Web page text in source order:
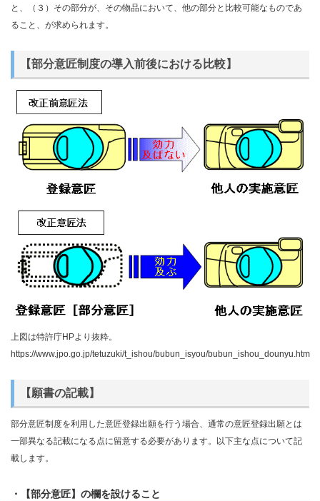
と、（３）その部分が、その物品において、他の部分と比較可能なものであ
ること、が求められます。
【部分意匠制度の導入前後における比較】
上図は特許庁HPより抜粋。
https://www.jpo.go.jp/tetuzuki/t_ishou/bubun_isyou/bubun_ishou_dounyu.htm
【願書の記載】
部分意匠制度を利用した意匠登録出願を行う場合、通常の意匠登録出願とは
一部異なる記載になる点に留意する必要があります。以下主な点について記
載します。
・【部分意匠】の欄を設けること